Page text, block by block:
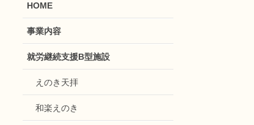
HOME
事業内容
就労継続支援B型施設
えのき天拝
和楽えのき